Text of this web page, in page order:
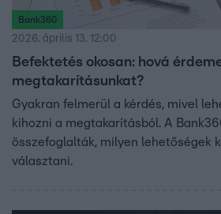
Bank360
2026. április 13. 12:00
Befektetés okosan: hová
megtakarításunkat?
Gyakran felmerül a kérdés, mivel
kihozni a megtakarításból. A
összefoglalták, milyen lehetőségek
választani.